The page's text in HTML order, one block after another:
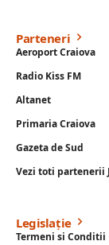
Parteneri
Aeroport Craiova
Radio Kiss FM
Altanet
Primaria Craiova
Gazeta de Sud
Vezi toti partenerii
Legislație
Termeni si Conditii